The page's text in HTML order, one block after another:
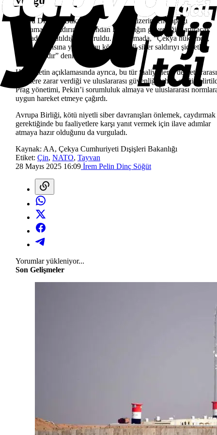
Çekya Dışişleri Bakanlığının X hesabı üzerinden yaptığı
açıklamada, saldırının ardından Bakanlığın güvenliğini artıracak
yeni adımlar atıldığı duyuruldu. Açıklamada, “Çekya hükümeti,
kritik altyapısına yönelik bu kötü niyetli siber saldırıyı şiddetle
kınamaktadır” denildi.
Hükümetin açıklamasında ayrıca, bu tür faaliyetlerin devletlerarası
ilişkilere zarar verdiği ve uluslararası güvenliği tehdit ettiği
Prag yönetimi, Pekin’i sorumluluk almaya ve uluslararası
uygun hareket etmeye çağırdı.
Avrupa Birliği, kötü niyetli siber davranışları önlemek,
gerektiğinde bu faaliyetlere karşı yanıt vermek için ilave adımlar
atmaya hazır olduğunu da vurguladı.
Kaynak: AA, Çekya Cumhuriyeti Dışişleri Bakanlığı
Etiket: Çin, NATO, Tayvan
28 Mayıs 2025 16:09 İrem Pelin Dinç Söğüt
Yorumlar yükleniyor...
Son Gelişmeler